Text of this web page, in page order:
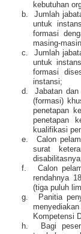
kebutuhan
b.
Jumlah
untuk
formasi
masing-
c.
Jumlah
untuk
formasi
instansi;
d.
Jabatan
(formasi)
penetapan
penetapan
kualifikasi
e.
Calon
surat
f.
Calon
rendahnya
(tiga puluh
g.
Panitia
Kompetensi
h.
Bagi